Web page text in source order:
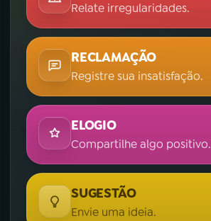
Relate irregularidades.
RECLAMAÇÃO
Registre sua insatisfação.
ELOGIO
Compartilhe algo positivo.
SUGESTÃO
Envie uma ideia.